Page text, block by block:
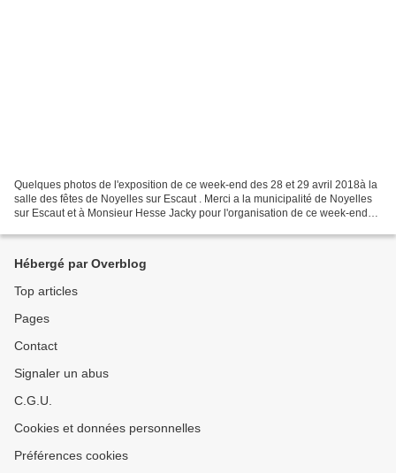
Quelques photos de l'exposition de ce week-end des 28 et 29 avril 2018à la
salle des fêtes de Noyelles sur Escaut . Merci a la municipalité de Noyelles
sur Escaut et à Monsieur Hesse Jacky pour l'organisation de ce week-end
Hébergé par Overblog
Top articles
Pages
Contact
Signaler un abus
C.G.U.
Cookies et données personnelles
Préférences cookies